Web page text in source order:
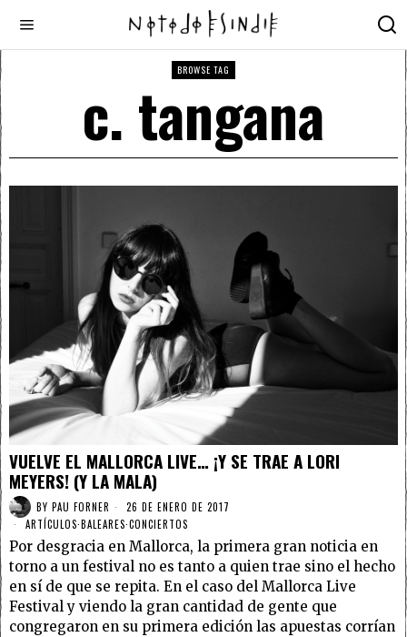
BROWSE TAG
c. tangana
VUELVE EL MALLORCA LIVE… ¡Y SE TRAE A LORI
MEYERS! (Y LA MALA)
BY PAU FORNER
26 DE ENERO DE 2017
ARTÍCULOS·BALEARES·CONCIERTOS
Por desgracia en Mallorca, la primera gran noticia en
torno a un festival no es tanto a quien trae sino el hecho
en sí de que se repita. En el caso del Mallorca Live
Festival y viendo la gran cantidad de gente que
congregaron en su primera edición las apuestas corrían